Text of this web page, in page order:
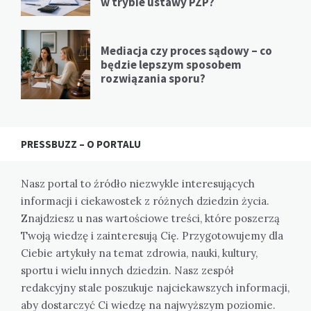
Mediacja czy proces sądowy – co
będzie lepszym sposobem
rozwiązania sporu?
PRESSBUZZ – O PORTALU
Nasz portal to źródło niezwykle interesujących
informacji i ciekawostek z różnych dziedzin życia.
Znajdziesz u nas wartościowe treści, które poszerzą
Twoją wiedzę i zainteresują Cię. Przygotowujemy dla
Ciebie artykuły na temat zdrowia, nauki, kultury,
sportu i wielu innych dziedzin. Nasz zespół
redakcyjny stale poszukuje najciekawszych informacji,
aby dostarczyć Ci wiedzę na najwyższym poziomie.